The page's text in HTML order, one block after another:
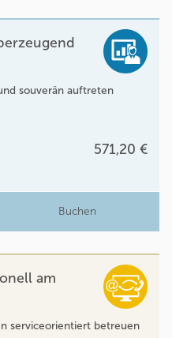
souverän auftreten
571,20 €
Buchen
am
serviceorientiert betreuen